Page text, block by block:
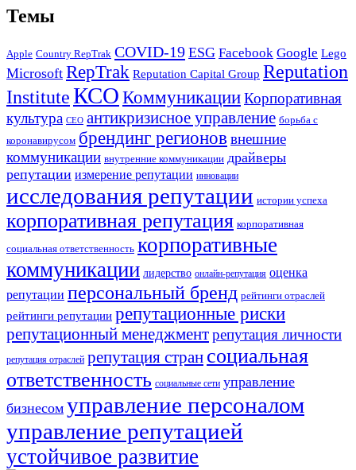
Темы
Apple Country RepTrak COVID-19 ESG Facebook Google Lego
Microsoft RepTrak Reputation Capital Group Reputation
InstituteКСО КоммуникацииКорпоративная
культура СЕО антикризисное управление борьба с
коронавирусом брендинг регионов внешние
коммуникации внутренние коммуникации драйверы
репутации измерение репутации инновации
исследования репутации истории успеха
корпоративная репутация корпоративная
социальная ответственность корпоративные
коммуникации лидерство онлайн-репутация оценка
репутации персональный бренд рейтинги отраслей
рейтинги репутации репутационные риски
репутационный менеджментрепутация личности
репутация отраслей репутация стран социальная
ответственность социальные сети управление
бизнесом управление персоналом
управление репутацией
устойчивое развитие